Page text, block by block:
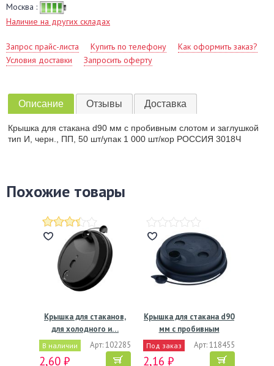
Москва :
Наличие на других складах
Запрос прайс-листа Купить по телефону
Как оформить заказ?
Условия доставки
Запросить оферту
Описание Отзывы Доставка
Крышка для стакана d90 мм с пробивным слотом и заглушкой
тип И, черн., ПП, 50 шт/упак 1 000 шт/кор РОССИЯ 3018Ч
Похожие товары
Крышка для стаканов,
для холодного и…
В наличии Арт: 102285
2,60 ₽
Крышка для стакана d90
мм с пробивным
слотом…
Под заказ Арт: 118455
2,16 ₽